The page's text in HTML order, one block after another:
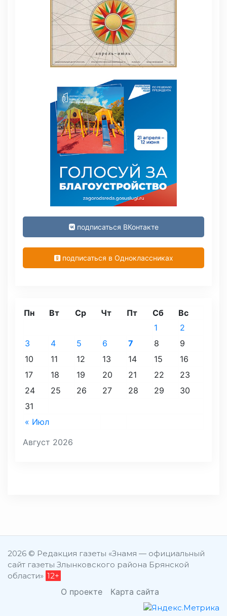
подписаться ВКонтакте
подписаться в Одноклассниках
Август 2026
Пн Вт Ср Чт Пт Сб Вс
« Июл
1
2
3
4 5 6 7 8
9
10
11 12 13 14 15
16
17
18 19 20 21 22
23
24
25 26 27 28 29
30
31
2026 © Редакция газеты «Знамя — официальный
сайт газеты Злынковского района Брянской
области» 12+
О проекте Карта сайта